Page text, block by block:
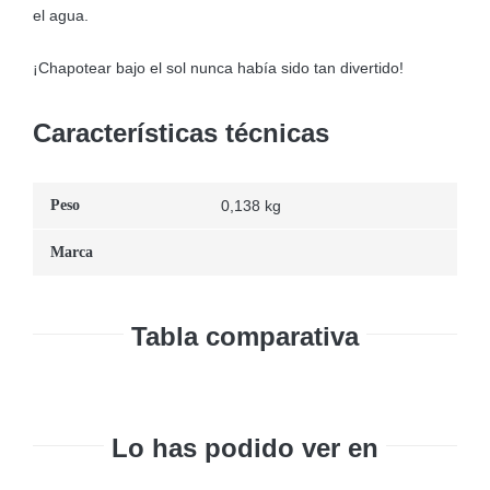
el agua.
¡Chapotear bajo el sol nunca había sido tan divertido!
Características técnicas
Peso 0,138 kg
Marca
Tabla comparativa
Lo has podido ver en